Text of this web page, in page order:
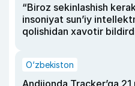
“Biroz sekinlashish
insoniyat sun’iy
qolishidan xavotir
O‘zbekiston
Andijonda Tracker’ga